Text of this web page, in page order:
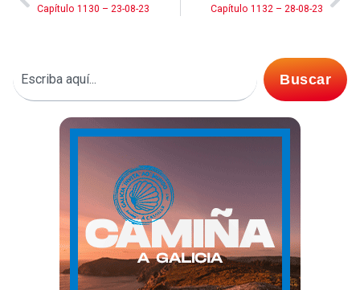
Capítulo 1130 – 23-08-23 Capítulo 1132 – 28-08-23
Buscar